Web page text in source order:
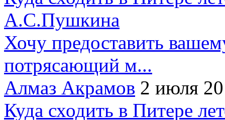
А.С.Пушкина
Хочу предоставить
потрясающий м...
Алмаз Акрамов 2 июля
Куда сходить в Питере